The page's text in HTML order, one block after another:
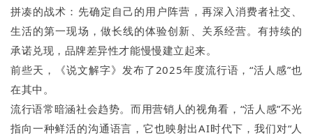
拼凑的战术：先确定自己的用户阵营，再深入消费者社交、
生活的第一现场，做长线的体验创新、关系经营。有持续的
承诺兑现，品牌差异性才能慢慢建立起来。
前些天，《说文解字》发布了2025年度流行语，“活人感”也
在其中。
流行语常暗涵社会趋势。而用营销人的视角看，“活人感”不光
指向一种鲜活的沟通语言，它也映射出AI时代下，我们对“人